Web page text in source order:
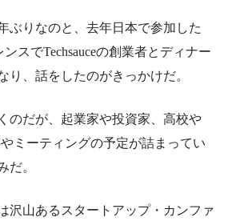
ぶりなのと、去年日本で参加した
スでTechsauceの創業者とディナー
り、話をしたのがきっかけだ。
のだが、起業家や投資家、高校や
ミーティングの予定が詰まってい
だ。
沢山あるスタートアップ・カンファ